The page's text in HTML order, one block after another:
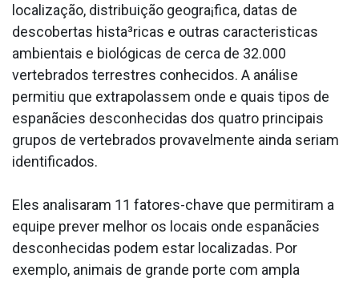
localização, distribuição geogra¡fica, datas de
descobertas hista³ricas e outras caracteri­sticas
ambientais e biológicas de cerca de 32.000
vertebrados terrestres conhecidos. A análise
permitiu que extrapolassem onde e quais tipos de
espanãcies desconhecidas dos quatro principais
grupos de vertebrados provavelmente ainda seriam
identificados.
Eles analisaram 11 fatores-chave que permitiram a
equipe prever melhor os locais onde espanãcies
desconhecidas podem estar localizadas. Por
exemplo, animais de grande porte com ampla